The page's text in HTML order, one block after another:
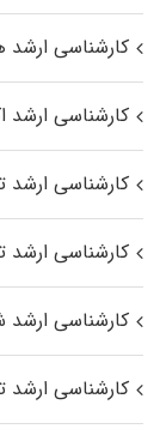
کارشناسی
کارشناسی ارشد
کارشناسی ارشد
کارشناسی ارشد
کارشناسی ارشد
کارشناسی ارشد